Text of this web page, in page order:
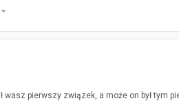
pierwszy związek, a może on był tym